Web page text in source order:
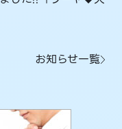
お知らせ一覧